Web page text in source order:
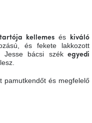
kellemesés
kiváló
és fekete lakkozott
Jesse bácsi székegyedi
pamutkendőt és megfelelő